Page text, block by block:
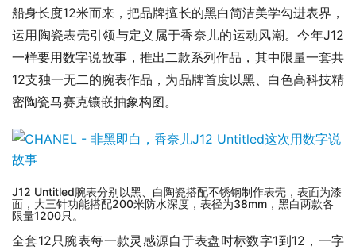
船身长度12米而来，把品牌擅长的黑白简洁美学勾进表界，
运用陶瓷表壳引领与定义属于香奈儿的运动风潮。今年J12
一样要用数字说故事，推出二款系列作品，其中限量一套共
12支独一无二的腕表作品，为品牌首度以黑、白色高科技精
密陶瓷马赛克镶嵌抽象构图。
J12 Untitled腕表分别以黑、白陶瓷搭配不锈钢制作表壳，表面为漆
面，大三针功能搭配200米防水深度，表径为38mm，黑白两款各
限量1200只。
全套12只腕表每一款灵感源自于表盘时标数字1到12，一字